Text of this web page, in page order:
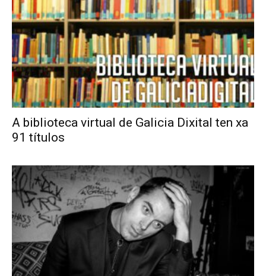
A biblioteca virtual de Galicia Dixital ten xa
91 títulos